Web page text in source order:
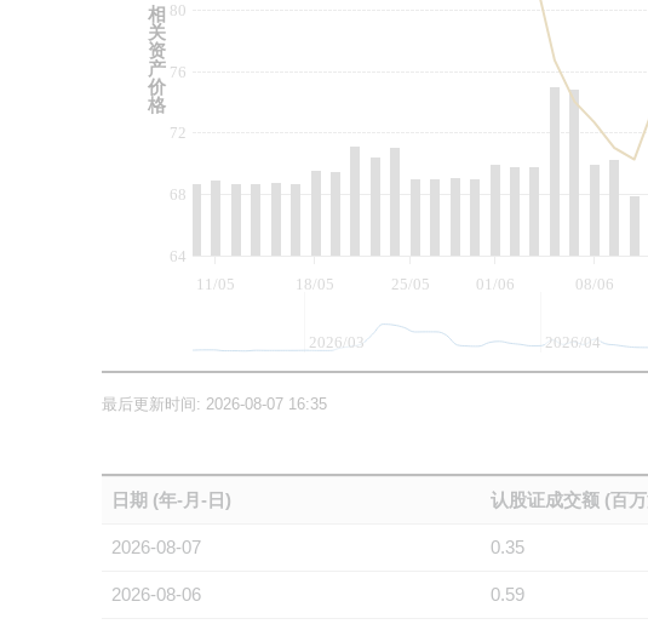
18/05 01/06
11/05 25/05 08/06
68
72
76
80
64
2026/03 2026/04
相
关
资
产
价
格
最后更新时间: 2026-08-07 16:35
日期 (年-月-日) 认股证成交额 (百
2026-08-07 0.35
2026-08-06 0.59